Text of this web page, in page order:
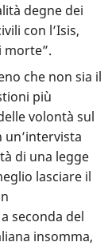
degne dei
con l’Isis,
morte”.
che non sia il
più
volontà sul
di una legge
lasciare il
seconda del
insomma,